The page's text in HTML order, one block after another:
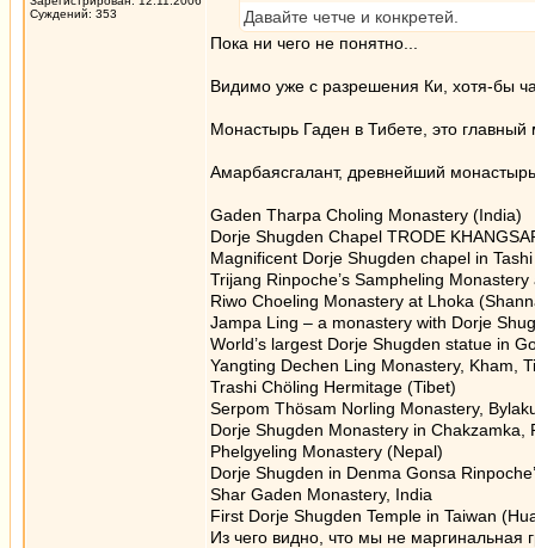
Суждений: 353
Давайте четче и конкретей.
Пока ни чего не понятно...
Видимо уже с разрешения Ки, хотя-бы
Монастырь Гаден в Тибете, это
Амарбаясгалант, древнейший
Gaden Tharpa Choling Monastery (India)
Dorje Shugden Chapel TRODE
Magnificent Dorje Shugden chapel in
Trijang Rinpoche’s Sampheling
Riwo Choeling Monastery at Lhoka
Jampa Ling – a monastery with Dorje
World’s largest Dorje Shugden statue in
Yangting Dechen Ling Monastery, Kham,
Trashi Chöling Hermitage (Tibet)
Serpom Thösam Norling Monastery,
Dorje Shugden Monastery in Chakzamka,
Phelgyeling Monastery (Nepal)
Dorje Shugden in Denma Gonsa
Shar Gaden Monastery, India
First Dorje Shugden Temple in Taiwan
Из чего видно, что мы не маргинальная